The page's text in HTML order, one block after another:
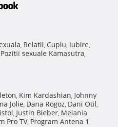
, Relatii, Cuplu, Iubire,
Pozitii sexuale Kamasutra,
, Kim Kardashian, Johnny
Jolie, Dana Rogoz, Dani Otil,
, Justin Bieber, Melania
Pro TV, Program Antena 1